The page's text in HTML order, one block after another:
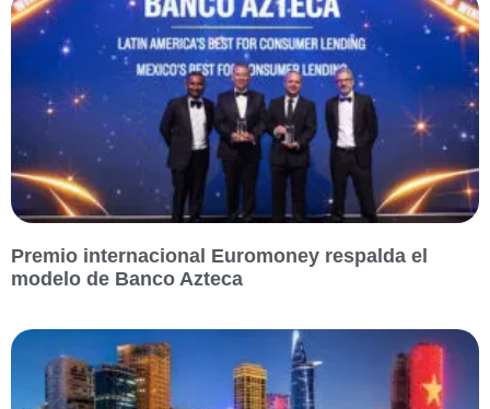
Premio internacional Euromoney respalda el
modelo de Banco Azteca